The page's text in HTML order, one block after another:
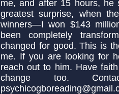
me, and after 15 hours, he
greatest surprise, when
winners—I won $143
been completely
changed for good. This is
me. If you are looking for
reach out to him. Have
change too.